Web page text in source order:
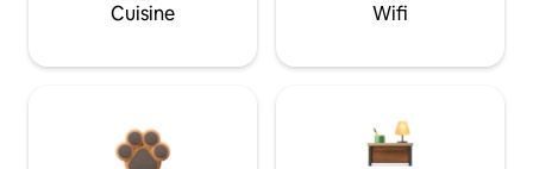
Cuisine Wifi